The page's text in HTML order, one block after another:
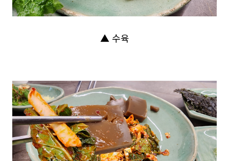
▲ 수육